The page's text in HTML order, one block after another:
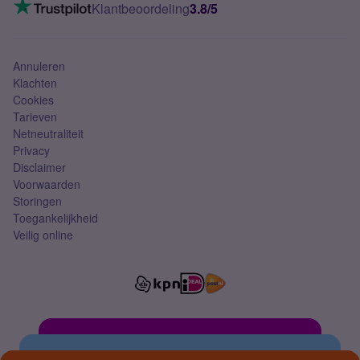
Mobiel abonnement
Klantbeoordeling3.8/5
Annuleren
Klachten
Cookies
Tarieven
Netneutraliteit
Privacy
Disclaimer
Voorwaarden
Storingen
Toegankelijkheid
Veilig online